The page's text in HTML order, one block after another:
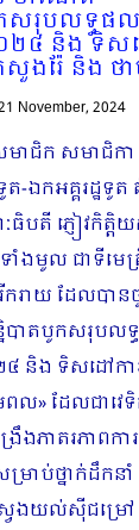
បលទ្ធផលក
៤ និង ទិសដ
សួងរ៉ែ និង
November, 2024
ាជិក សមាជិកា
ត-ឯកអគ្គរដ្ឋ
ៈធិបតី ភ្ញៀវកិ
ងមូល ជាទីមេត្រី!
រាយ ដែលបាន
ាតបូកសរុបលទ្
៤ និង ទិសដៅកា
ល» ដែលជាវេ
ងភាតរភាពកា
ាប់ថ្នាក់ដឹកនាំ
ស្វែងយល់ស៊ីជម្រ